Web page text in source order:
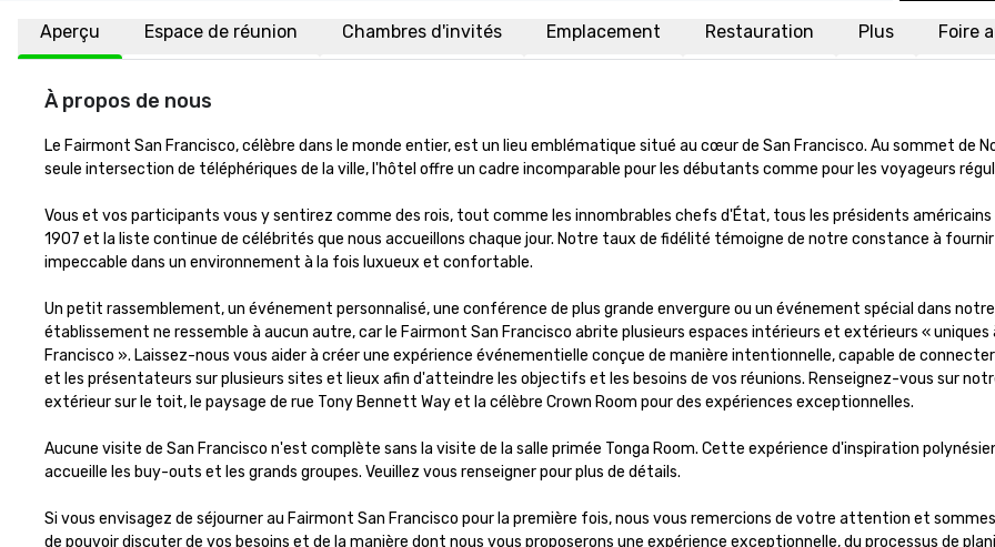
Aperçu Espace de réunion Chambres d'invités Emplacement Restauration Plus Foire
À propos de nous
Le Fairmont San Francisco, célèbre dans le monde entier, est un lieu emblématique situé au cœur de San Francisco. Au sommet de
seule intersection de téléphériques de la ville, l'hôtel offre un cadre incomparable pour les débutants comme pour les voyageurs
Vous et vos participants vous y sentirez comme des rois, tout comme les innombrables chefs d'État, tous les présidents américains
1907 et la liste continue de célébrités que nous accueillons chaque jour. Notre taux de fidélité témoigne de notre constance à
impeccable dans un environnement à la fois luxueux et confortable.
Un petit rassemblement, un événement personnalisé, une conférence de plus grande envergure ou un événement spécial dans notre
établissement ne ressemble à aucun autre, car le Fairmont San Francisco abrite plusieurs espaces intérieurs et extérieurs « uniques
Francisco ». Laissez-nous vous aider à créer une expérience événementielle conçue de manière intentionnelle, capable de
et les présentateurs sur plusieurs sites et lieux afin d'atteindre les objectifs et les besoins de vos réunions. Renseignez-vous sur
extérieur sur le toit, le paysage de rue Tony Bennett Way et la célèbre Crown Room pour des expériences exceptionnelles.
Aucune visite de San Francisco n'est complète sans la visite de la salle primée Tonga Room. Cette expérience d'inspiration
accueille les buy-outs et les grands groupes. Veuillez vous renseigner pour plus de détails.
Si vous envisagez de séjourner au Fairmont San Francisco pour la première fois, nous vous remercions de votre attention et
de pouvoir discuter de vos besoins et de la manière dont nous vous proposerons une expérience exceptionnelle, du processus de